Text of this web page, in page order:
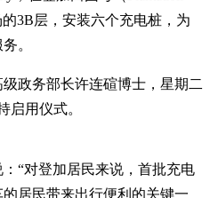
的3B层，安装六个充电桩，为
。
政务部长许连碹博士，星期二
启用仪式。
“对登加居民来说，首批充电
居民带来出行便利的关键一